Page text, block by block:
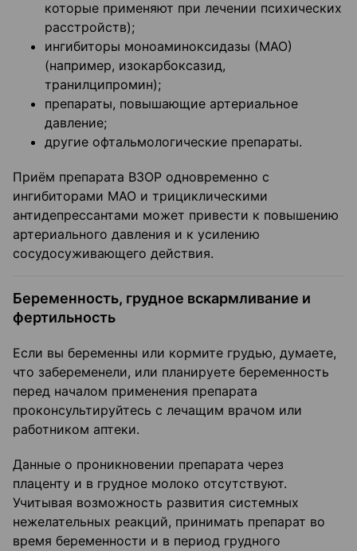
которые применяют при лечении психических
расстройств);
ингибиторы моноаминоксидазы (МАО)
(например, изокарбоксазид,
транилципромин);
препараты, повышающие артериальное
давление;
другие офтальмологические препараты.
Приём препарата ВЗОР одновременно с
ингибиторами МАО и трициклическими
антидепрессантами может привести к повышению
артериального давления и к усилению
сосудосуживающего действия.
Беременность, грудное вскармливание и
фертильность
Если вы беременны или кормите грудью, думаете,
что забеременели, или планируете беременность
перед началом применения препарата
проконсультируйтесь с лечащим врачом или
работником аптеки.
Данные о проникновении препарата через
плаценту и в грудное молоко отсутствуют.
Учитывая возможность развития системных
нежелательных реакций, принимать препарат во
время беременности и в период грудного